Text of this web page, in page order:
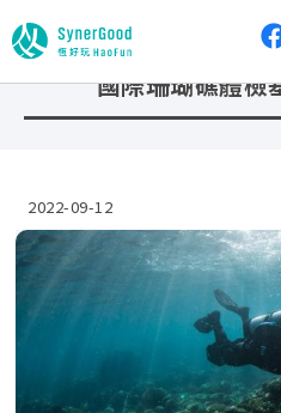
首頁»國際珊瑚礁體檢基金會台
國際珊瑚礁體檢
2022-09-12